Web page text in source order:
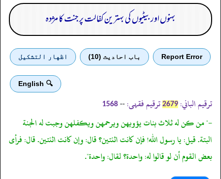
بہنوں اور بیٹیوں کی بہترین کفالت پر جنت کا مژدہ
Report Error باب احادیث (10) اظهار التشكيل
🔍 English
ترقیم الباني: 2679 ترقیم فقہی: --
1568
-" من كن له ثلاث بنات يؤويهن ويرحمهن ويكفلهن وجبت له الجنة
البتة. قيل: يا رسول الله! فإن كانت اثنتين؟ قال: وإن كانت اثنتين. قال: فرأى
بعض القوم أن لو قالوا له: واحدة؟ لقال: واحدة".